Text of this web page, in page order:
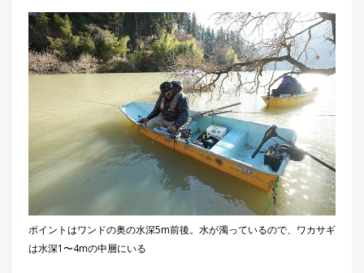
ポイントはワンドの奥の水深5m前後。水が濁っているので、ワカサギ
は水深1〜4mの中層にいる
合
わ
せ